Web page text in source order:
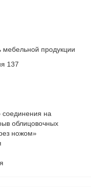
мебельной продукции
137
соединения на
облицовочных
ножом»